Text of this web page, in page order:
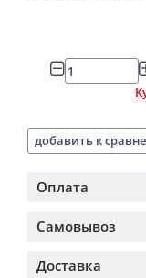
добавить к
Оплата
Самовывоз
Доставка